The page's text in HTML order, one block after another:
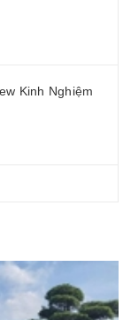
Kinh Nghiệm